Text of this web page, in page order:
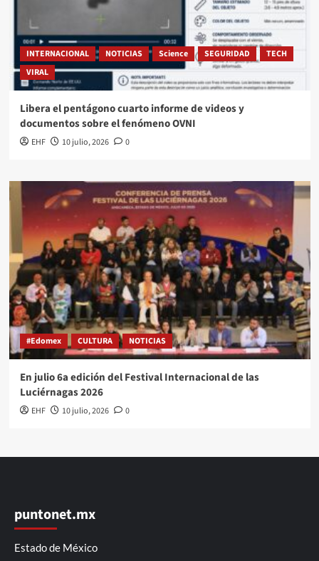
INTERNACIONAL NOTICIAS Science SEGURIDAD
TECH
VIRAL
Libera el pentágono cuarto informe de videos y
documentos sobre el fenómeno OVNI
EHF 10 julio, 2026 0
#Edomex CULTURA NOTICIAS
En julio 6a edición del Festival Internacional de las
Luciérnagas 2026
EHF 10 julio, 2026 0
puntonet.mx
Estado de México